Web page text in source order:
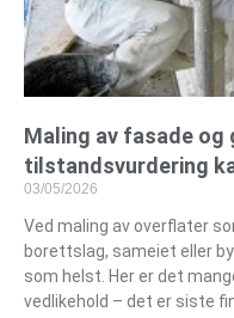
Maling av fasade og
tilstandsvurdering
03/05/2026
Ved maling av overflater
borettslag, sameiet eller
som helst. Her er det
vedlikehold – det er siste